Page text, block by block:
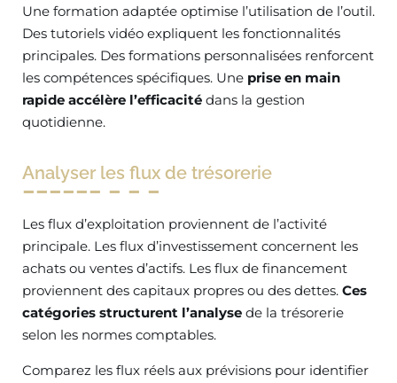
Une formation adaptée optimise l’utilisation de l’outil.
Des tutoriels vidéo expliquent les fonctionnalités
principales. Des formations personnalisées renforcent
les compétences spécifiques. Une prise en main
rapide accélère l’efficacité dans la gestion
quotidienne.
Analyser les flux de trésorerie
Les flux d’exploitation proviennent de l’activité
principale. Les flux d’investissement concernent les
achats ou ventes d’actifs. Les flux de financement
proviennent des capitaux propres ou des dettes. Ces
catégories structurent l’analyse de la trésorerie
selon les normes comptables.
Comparez les flux réels aux prévisions pour identifier